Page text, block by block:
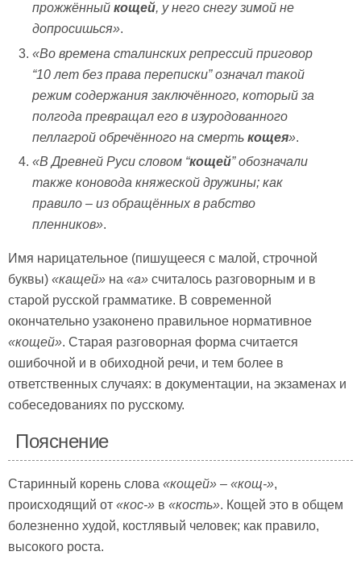
прожжённыйкощей, у него снегу зимой не
допросишься».
«Во времена сталинских репрессий приговор
“10 лет без права переписки” означал такой
режим содержания заключённого, который за
полгода превращал его в изуродованного
пеллагрой обречённого на смертькощея».
«В Древней Руси словом “кощей”обозначали
также коновода княжеской дружины; как
правило – из обращённых в рабство
пленников».
Имя нарицательное (пишущееся с малой, строчной
буквы) «кащей» на «а» считалось разговорным и в
старой русской грамматике. В современной
окончательно узаконено правильное нормативное
«кощей». Старая разговорная форма считается
ошибочной и в обиходной речи, и тем более в
ответственных случаях: в документации, на экзаменах и
собеседованиях по русскому.
Пояснение
Старинный корень слова «кощей» – «кощ-»,
происходящий от «кос-» в «кость». Кощей это в общем
болезненно худой, костлявый человек; как правило,
высокого роста.